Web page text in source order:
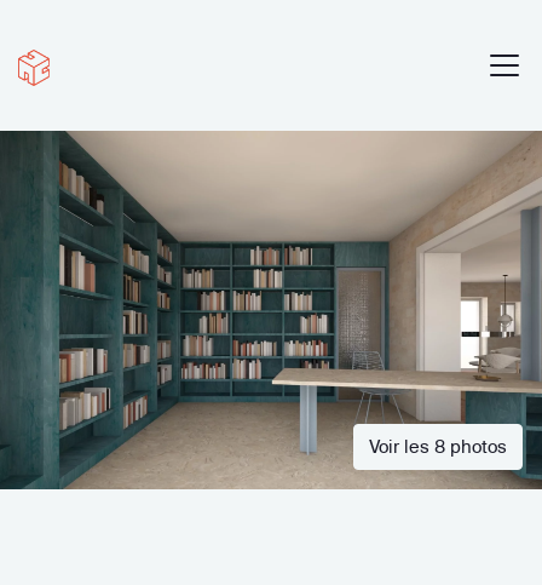
Voir les 8 photos